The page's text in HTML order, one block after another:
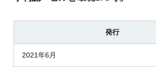
発行
2021年6月